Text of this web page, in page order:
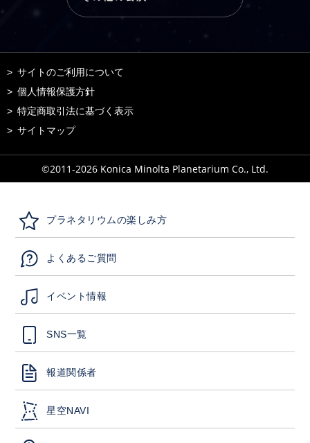
サイトのご利用について
個人情報保護方針
特定商取引法に基づく表示
サイトマップ
©2011-2026 Konica Minolta Planetarium Co., Ltd.
プラネタリウムの楽しみ方
よくあるご質問
イベント情報
SNS一覧
報道関係者
星空NAVI